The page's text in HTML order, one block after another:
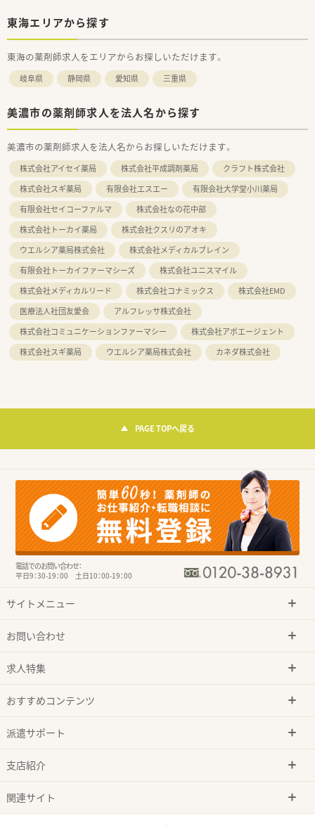
東海エリアから探す
東海の薬剤師求人をエリアからお探しいただけます。
岐阜県 静岡県 愛知県 三重県
美濃市の薬剤師求人を法人名から探す
美濃市の薬剤師求人を法人名からお探しいただけます。
株式会社アイセイ薬局 株式会社平成調剤薬局
クラフト株式会社
株式会社スギ薬局
有限会社エスエー
有限会社大学堂小川薬局
有限会社セイコーファルマ
株式会社なの花中部
株式会社トーカイ薬局
株式会社クスリのアオキ
ウエルシア薬局株式会社
株式会社メディカルブレイン
有限会社トーカイファーマシーズ
株式会社ユニスマイル
株式会社メディカルリード
株式会社コナミックス
株式会社EMD
医療法人社団友愛会
アルフレッサ株式会社
株式会社コミュニケーションファーマシー
株式会社アポエージェント
株式会社スギ薬局
ウエルシア薬局株式会社 カネダ株式会社
PAGE TOPへ戻る
電話でのお問い合わせ：
平日9：30-19：00 土日10：00-19：00
サイトメニュー
お問い合わせ
求人特集
おすすめコンテンツ
派遣サポート
支店紹介
関連サイト